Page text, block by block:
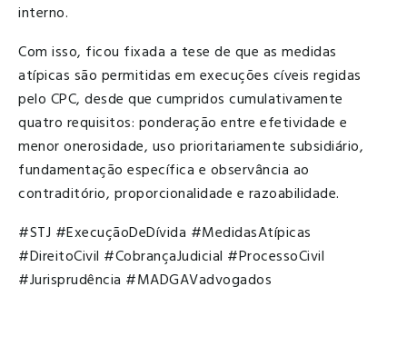
interno.
Com isso, ficou fixada a tese de que as medidas
atípicas são permitidas em execuções cíveis regidas
pelo CPC, desde que cumpridos cumulativamente
quatro requisitos: ponderação entre efetividade e
menor onerosidade, uso prioritariamente subsidiário,
fundamentação específica e observância ao
contraditório, proporcionalidade e razoabilidade.
#STJ #ExecuçãoDeDívida #MedidasAtípicas
#DireitoCivil #CobrançaJudicial #ProcessoCivil
#Jurisprudência #MADGAVadvogados